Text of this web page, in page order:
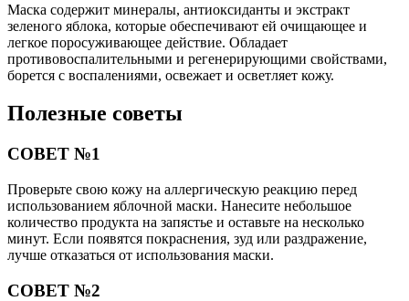
Маска содержит минералы, антиоксиданты и экстракт
зеленого яблока, которые обеспечивают ей очищающее и
легкое поросуживающее действие. Обладает
противовоспалительными и регенерирующими свойствами,
борется с воспалениями, освежает и осветляет кожу.
Полезные советы
СОВЕТ №1
Проверьте свою кожу на аллергическую реакцию перед
использованием яблочной маски. Нанесите небольшое
количество продукта на запястье и оставьте на несколько
минут. Если появятся покраснения, зуд или раздражение,
лучше отказаться от использования маски.
СОВЕТ №2